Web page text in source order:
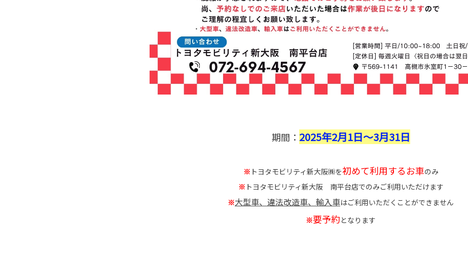
期間： 2025年2月1日～3月31日
※ トヨタモビリティ新大阪㈱を初めて利用するお車のみ
※ トヨタモビリティ新大阪 南平台店でのみご利用いただけます
※大型車、違法改造車、輸入車はご利用いただくことができません
※要予約となります